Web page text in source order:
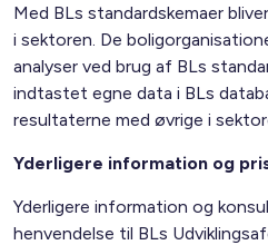
Med BLs standardskemaer
i sektoren. De
analyser ved brug af BLs
indtastet egne data i BLs
resultaterne med øvrige i
Yderligere information og
Yderligere information og
henvendelse til BLs